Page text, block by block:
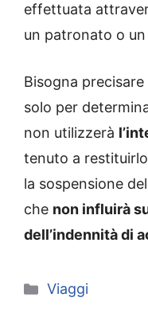
effettuata
un patronato o un
Bisogna
solo per
non utilizzerà
tenuto a
la sospensione
che non influirà
dell’indennità di
Categorie
Viaggi